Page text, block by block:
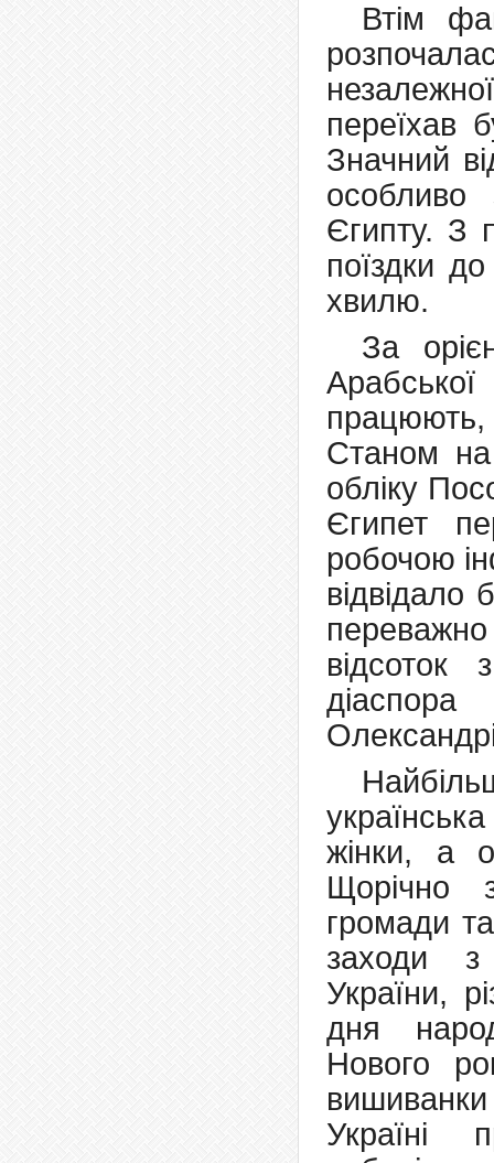
Втім
переїхав
Значний
особливо
Єгипту. З
поїздки
хвилю.
За
Станом
обліку
Єгипет
робочою
відвідало
відсоток
жінки, а
Щорічно
громади
заходи з
України,
дня
Нового
Україні